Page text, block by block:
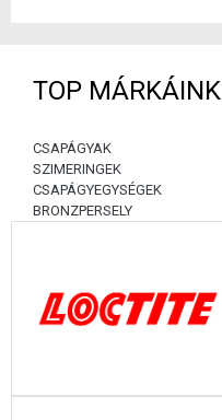
TOP MÁRKÁINK
CSAPÁGYAK
SZIMERINGEK
CSAPÁGYEGYSÉGEK
BRONZPERSELY